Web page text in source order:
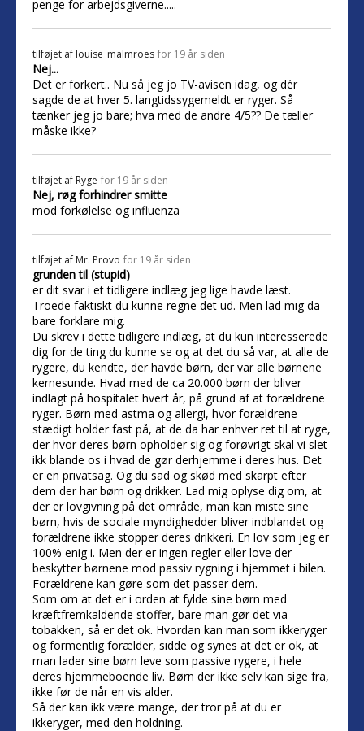
penge for arbejdsgiverne.....
tilføjet af louise_malmroes for 19 år siden
Nej...
Det er forkert.. Nu så jeg jo TV-avisen idag, og dér
sagde de at hver 5. langtidssygemeldt er ryger. Så
tænker jeg jo bare; hva med de andre 4/5?? De tæller
måske ikke?
tilføjet af Ryge for 19 år siden
Nej, røg forhindrer smitte
mod forkølelse og influenza
tilføjet af Mr. Provo for 19 år siden
grunden til (stupid)
er dit svar i et tidligere indlæg jeg lige havde læst.
Troede faktiskt du kunne regne det ud. Men lad mig da
bare forklare mig.
Du skrev i dette tidligere indlæg, at du kun interesserede
dig for de ting du kunne se og at det du så var, at alle de
rygere, du kendte, der havde børn, der var alle børnene
kernesunde. Hvad med de ca 20.000 børn der bliver
indlagt på hospitalet hvert år, på grund af at forældrene
ryger. Børn med astma og allergi, hvor forældrene
stædigt holder fast på, at de da har enhver ret til at ryge,
der hvor deres børn opholder sig og forøvrigt skal vi slet
ikk blande os i hvad de gør derhjemme i deres hus. Det
er en privatsag. Og du sad og skød med skarpt efter
dem der har børn og drikker. Lad mig oplyse dig om, at
der er lovgivning på det område, man kan miste sine
børn, hvis de sociale myndighedder bliver indblandet og
forældrene ikke stopper deres drikkeri. En lov som jeg er
100% enig i. Men der er ingen regler eller love der
beskytter børnene mod passiv rygning i hjemmet i bilen.
Forældrene kan gøre som det passer dem.
Som om at det er i orden at fylde sine børn med
kræftfremkaldende stoffer, bare man gør det via
tobakken, så er det ok. Hvordan kan man som ikkeryger
og formentlig forælder, sidde og synes at det er ok, at
man lader sine børn leve som passive rygere, i hele
deres hjemmeboende liv. Børn der ikke selv kan sige fra,
ikke før de når en vis alder.
Så der kan ikk være mange, der tror på at du er
ikkeryger, med den holdning.